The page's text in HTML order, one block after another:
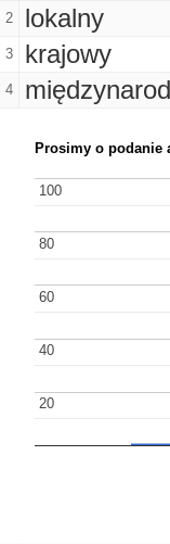
2 lokalny
3 krajowy
4
Prosimy o podanie
20
20
40
40
60
60
80
80
100
100